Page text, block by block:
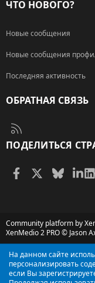
ЧТО НОВОГО?
Новые сообщения
Новые сообщения
Последняя активность
ОБРАТНАЯ СВЯЗЬ
ПОДЕЛИТЬСЯ
FacebookX (Twitter)
Bluesky
Community platform by
XenMedio 2 PRO© Jason
На данном сайте
персонализировать
если Вы